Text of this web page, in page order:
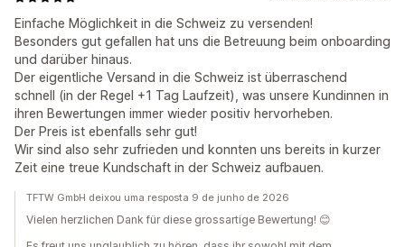
Einfache Möglichkeit in die Schweiz zu versenden!
Besonders gut gefallen hat uns die Betreuung beim onboarding
und darüber hinaus.
Der eigentliche Versand in die Schweiz ist überraschend
schnell (in der Regel +1 Tag Laufzeit), was unsere Kundinnen in
ihren Bewertungen immer wieder positiv hervorheben.
Der Preis ist ebenfalls sehr gut!
Wir sind also sehr zufrieden und konnten uns bereits in kurzer
Zeit eine treue Kundschaft in der Schweiz aufbauen.
TFTW GmbH deixou uma resposta 9 de junho de 2026
Vielen herzlichen Dank für diese grossartige Bewertung! 😊